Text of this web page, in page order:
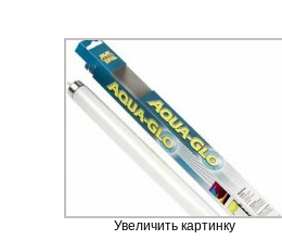
Увеличить картинку